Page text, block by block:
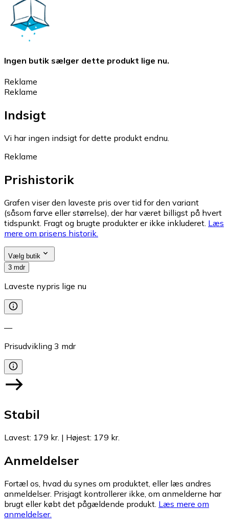
Ingen butik sælger dette produkt lige nu.
Reklame
Reklame
Indsigt
Vi har ingen indsigt for dette produkt endnu.
Reklame
Prishistorik
Grafen viser den laveste pris over tid for den variant
(såsom farve eller størrelse), der har været billigst på hvert
tidspunkt. Fragt og brugte produkter er ikke inkluderet. Læs
mere om prisens historik.
Vælg butik
3 mdr
Laveste nypris lige nu
—
Prisudvikling 3 mdr
Stabil
Lavest: 179 kr. | Højest: 179 kr.
Anmeldelser
Fortæl os, hvad du synes om produktet, eller læs andres
anmeldelser. Prisjagt kontrollerer ikke, om anmelderne har
brugt eller købt det pågældende produkt. Læs mere om
anmeldelser.